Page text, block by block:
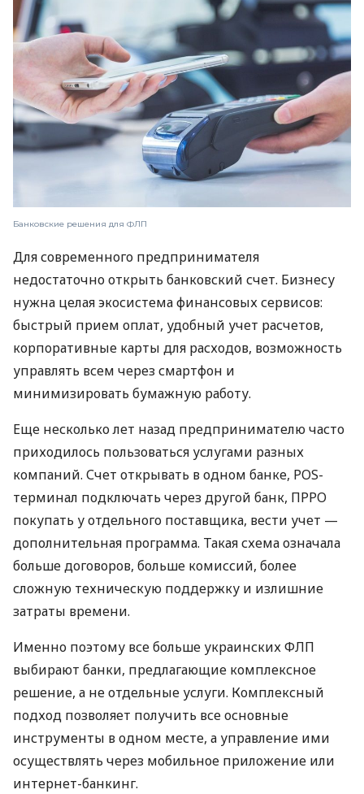
Банковские решения для ФЛП
Для современного предпринимателя
недостаточно открыть банковский счет. Бизнесу
нужна целая экосистема финансовых сервисов:
быстрый прием оплат, удобный учет расчетов,
корпоративные карты для расходов, возможность
управлять всем через смартфон и
минимизировать бумажную работу.
Еще несколько лет назад предпринимателю часто
приходилось пользоваться услугами разных
компаний. Счет открывать в одном банке, POS-
терминал подключать через другой банк, ПРРО
покупать у отдельного поставщика, вести учет —
дополнительная программа. Такая схема означала
больше договоров, больше комиссий, более
сложную техническую поддержку и излишние
затраты времени.
Именно поэтому все больше украинских ФЛП
выбирают банки, предлагающие комплексное
решение, а не отдельные услуги. Комплексный
подход позволяет получить все основные
инструменты в одном месте, а управление ими
осуществлять через мобильное приложение или
интернет-банкинг.